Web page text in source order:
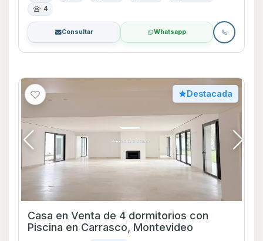
4
Consultar Whatsapp
Destacada
Casa en Venta de 4 dormitorios con
Piscina en Carrasco, Montevideo